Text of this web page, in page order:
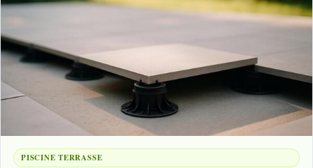
PISCINE TERRASSE